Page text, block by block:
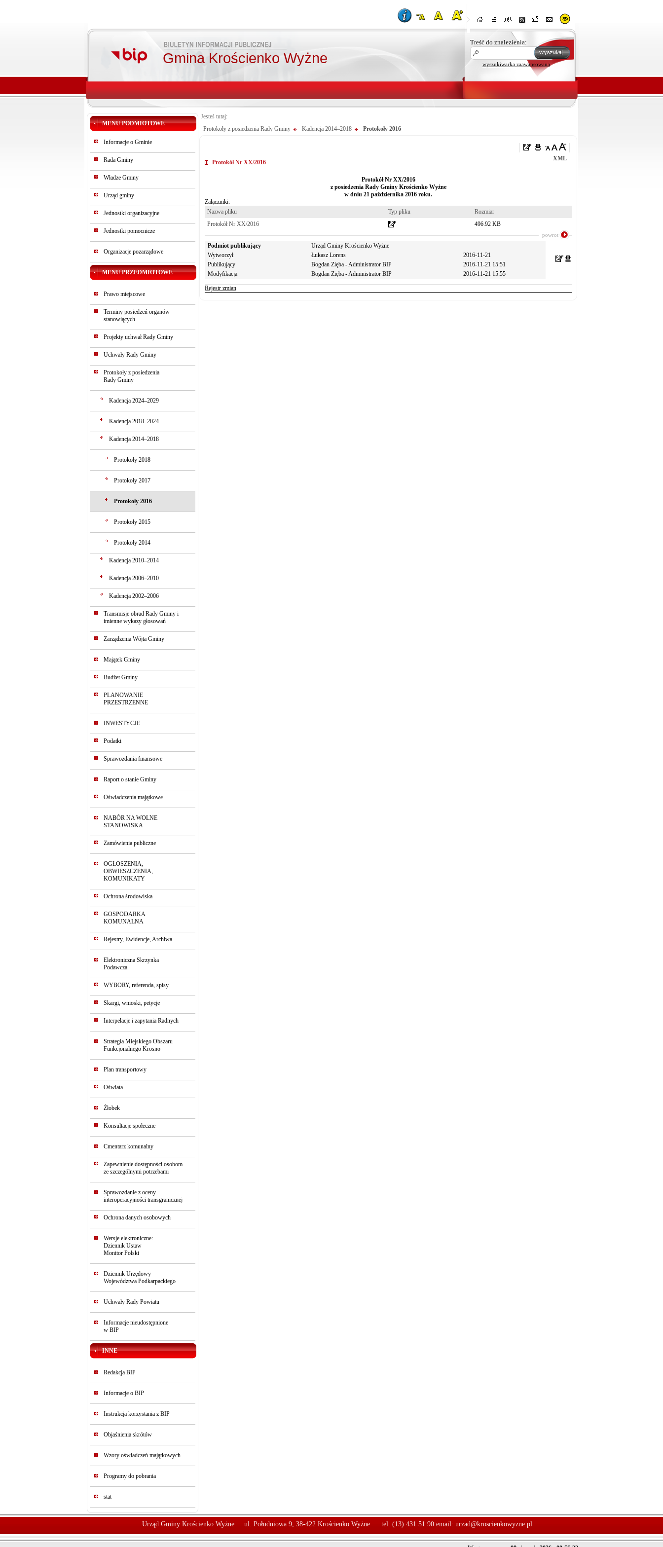
Gmina Krościenko Wyżne
Treść do znalezienia:
wyszukiwarka zaawansowana
MENU PODMIOTOWE
Informacje o Gminie
Rada Gminy
Władze Gminy
Urząd gminy
Jednostki organizacyjne
Jednostki pomocnicze
Organizacje pozarządowe
MENU PRZEDMIOTOWE
Prawo miejscowe
Terminy posiedzeń organów
stanowiących
Projekty uchwał Rady Gminy
Uchwały Rady Gminy
Protokoły z posiedzenia
Rady Gminy
Kadencja 2024–2029
Kadencja 2018–2024
Kadencja 2014–2018
Protokoły 2018
Protokoły 2017
Protokoły 2016
Protokoły 2015
Protokoły 2014
Kadencja 2010–2014
Kadencja 2006–2010
Kadencja 2002–2006
Transmisje obrad Rady Gminy i
imienne wykazy głosowań
Zarządzenia Wójta Gminy
Majątek Gminy
Budżet Gminy
PLANOWANIE
PRZESTRZENNE
INWESTYCJE
Podatki
Sprawozdania finansowe
Raport o stanie Gminy
Oświadczenia majątkowe
NABÓR NA WOLNE
STANOWISKA
Zamówienia publiczne
OGŁOSZENIA,
OBWIESZCZENIA,
KOMUNIKATY
Ochrona środowiska
GOSPODARKA
KOMUNALNA
Rejestry, Ewidencje, Archiwa
Elektroniczna Skrzynka
Podawcza
WYBORY, referenda, spisy
Skargi, wnioski, petycje
Interpelacje i zapytania Radnych
Strategia Miejskiego Obszaru
Funkcjonalnego Krosno
Plan transportowy
Oświata
Żłobek
Konsultacje społeczne
Cmentarz komunalny
Zapewnienie dostępności osobom
ze szczególnymi potrzebami
Sprawozdanie z oceny
interoperacyjności transgranicznej
Ochrona danych osobowych
Wersje elektroniczne:
Dziennik Ustaw
Monitor Polski
Dziennik Urzędowy
Województwa Podkarpackiego
Uchwały Rady Powiatu
Informacje nieudostępnione
w BIP
INNE
Redakcja BIP
Informacje o BIP
Instrukcja korzystania z BIP
Objaśnienia skrótów
Wzory oświadczeń majątkowych
Programy do pobrania
stat
Jesteś tutaj:
Protokoły z posiedzenia Rady Gminy
Kadencja 2014–2018 Protokoły 2016
XML
Protokół Nr XX/2016
Protokół Nr XX/2016
z posiedzenia Rady Gminy Krościenko Wyżne
w dniu 21 października 2016 roku.
Załączniki:
Nazwa pliku
Typ pliku
Rozmiar
Protokół Nr XX/2016
496.92 KB
powrot
Podmiot publikujący
Urząd Gminy Krościenko Wyżne
Wytworzył
Łukasz Lorens
2016-11-21
Publikujący
Bogdan Zięba - Administrator BIP
2016-11-21 15:51
Modyfikacja
Bogdan Zięba - Administrator BIP 2016-11-21 15:55
Rejestr zmian
Urząd Gminy Krościenko Wyżne ul. Południowa 9, 38-422 Krościenko Wyżne tel. (13) 431 51 90 email: urzad@kroscienkowyzne.pl